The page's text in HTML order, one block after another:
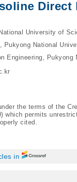
University of
Pukyong National
Engineering,
the terms of the
) which permits
cited.
in